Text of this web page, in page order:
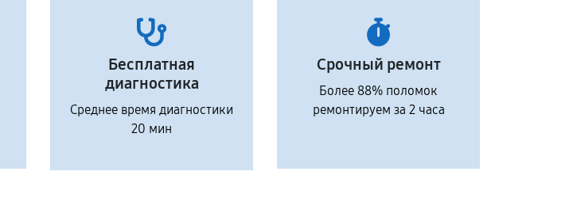
Бесплатная
диагностика
Среднее время диагностики
20 мин
Срочный ремонт
Более 88% поломок
ремонтируем за 2 часа